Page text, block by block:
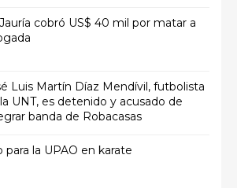
cobró US$ 40 mil por matar a
Luis Martín Díaz Mendívil, futbolista
UNT, es detenido y acusado de
banda de Robacasas
para la UPAO en karate